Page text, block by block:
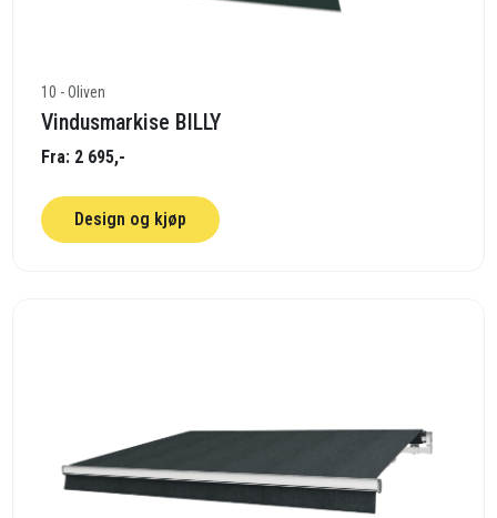
10 - Oliven
Vindusmarkise BILLY
Fra: 2 695,-
Design og kjøp